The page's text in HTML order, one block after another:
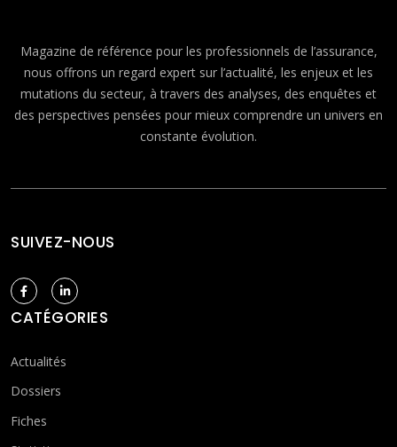
Magazine de référence pour les professionnels de l’assurance,
nous offrons un regard expert sur l’actualité, les enjeux et les
mutations du secteur, à travers des analyses, des enquêtes et
des perspectives pensées pour mieux comprendre un univers en
constante évolution.
SUIVEZ-NOUS
CATÉGORIES
Actualités
Dossiers
Fiches